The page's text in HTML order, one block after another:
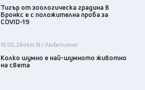
Тигър от зоологическа градина в
Бронкс е с положителна проба за
COVID-19
16:00, 26 окт 19 / Любопитно
Колко шумно е най-шумното животно
на света